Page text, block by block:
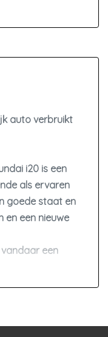
auto verbruikt
i20 is een
als ervaren
goede staat en
en een nieuwe
een